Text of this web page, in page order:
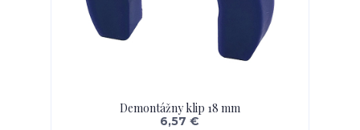
Demontážny klip 18 mm
6,57 €